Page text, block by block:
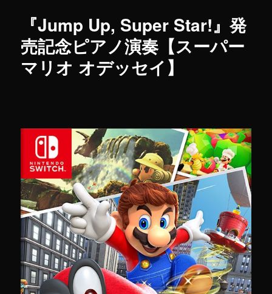
『Jump Up, Super Star!』発
売記念ピアノ演奏【スーパー
マリオ オデッセイ】